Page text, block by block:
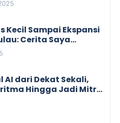
Kecil Sampai Ekspansi
Cerita Saya
Pengiriman Antar
Bersama SPIL
AI dari Dekat Sekali,
Hingga Jadi Mitra
Profesional dan